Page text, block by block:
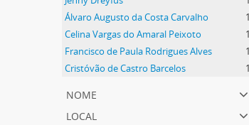
Álvaro Augusto da Costa Carvalho
1
Celina Vargas do Amaral Peixoto
1
Francisco de Paula Rodrigues Alves
1
Cristóvão de Castro Barcelos
1
nome
local